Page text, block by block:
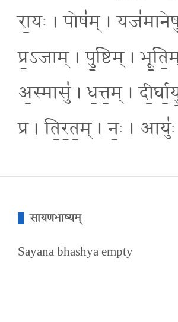
रा॒यः । पोष॑म् ।
प्र॒ऽजाम् । पु॒ष्टिम् ।
अ॒स्मासु॑ । ध॒त्त॒म् ।
प्र । ति॒र॒त॒म् । नः॒ ।
सायणभाष्यम्
Sayana bhashya empty